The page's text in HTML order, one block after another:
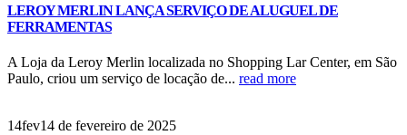
LEROY MERLIN LANÇA SERVIÇO DE ALUGUEL DE
FERRAMENTAS
A Loja da Leroy Merlin localizada no Shopping Lar Center, em São
Paulo, criou um serviço de locação de... read more
14fev14 de fevereiro de 2025